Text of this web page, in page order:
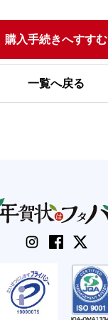
購入手続きへすすむ
一覧へ戻る